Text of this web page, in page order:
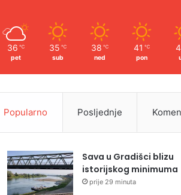
36 ℃
pet
35 ℃
sub
38 ℃
ned
41 ℃
pon
Popularno Posljednje
Sava u Gradišci blizu
istorijskog minimuma
prije 29 minuta